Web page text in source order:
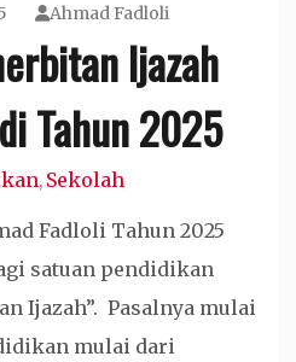
Ahmad Fadloli
Ijazah
Tahun 2025
, Sekolah
Fadloli Tahun 2025
satuan pendidikan
Ijazah”. Pasalnya mulai
mulai dari